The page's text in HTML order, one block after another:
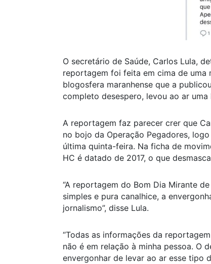
O secretário de Saúde, Carlos Lula,
reportagem foi feita em cima de uma
blogosfera maranhense que a
completo desespero, levou ao ar
A reportagem faz parecer crer que
no bojo da Operação Pegadores,
última quinta-feira. Na ficha de
HC é datado de 2017, o que
“A reportagem do Bom Dia Mirante
simples e pura canalhice, a
jornalismo”, disse Lula.
“Todas as informações da
não é em relação à minha pessoa. O
envergonhar de levar ao ar esse tipo